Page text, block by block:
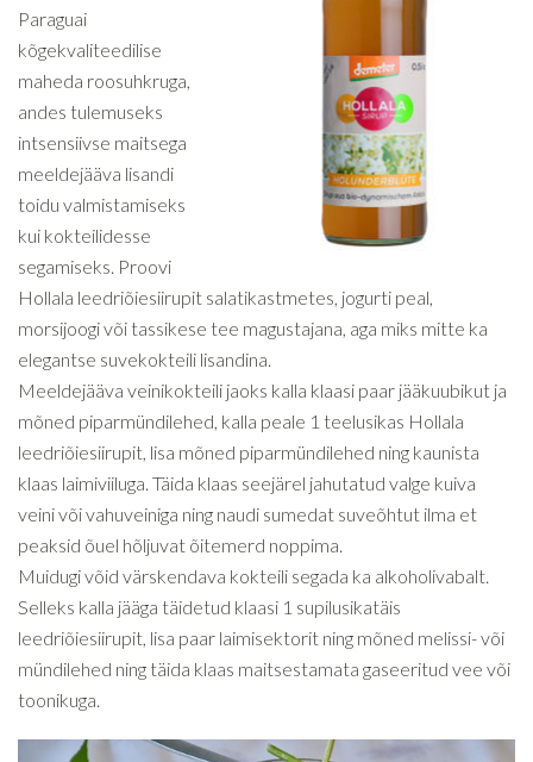
Paraguai
kõgekvaliteedilise
maheda roosuhkruga,
andes tulemuseks
intsensiivse maitsega
meeldejääva lisandi
toidu valmistamiseks
kui kokteilidesse
segamiseks. Proovi
Hollala leedriõiesiirupit salatikastmetes, jogurti peal,
morsijoogi või tassikese tee magustajana, aga miks mitte ka
elegantse suvekokteili lisandina.
Meeldejääva veinikokteili jaoks kalla klaasi paar jääkuubikut ja
mõned piparmündilehed, kalla peale 1 teelusikas Hollala
leedriõiesiirupit, lisa mõned piparmündilehed ning kaunista
klaas laimiviiluga. Täida klaas seejärel jahutatud valge kuiva
veini või vahuveiniga ning naudi sumedat suveõhtut ilma et
peaksid õuel hõljuvat õitemerd noppima.
Muidugi võid värskendava kokteili segada ka alkoholivabalt.
Selleks kalla jääga täidetud klaasi 1 supilusikatäis
leedriõiesiirupit, lisa paar laimisektorit ning mõned melissi- või
mündilehed ning täida klaas maitsestamata gaseeritud vee või
toonikuga.